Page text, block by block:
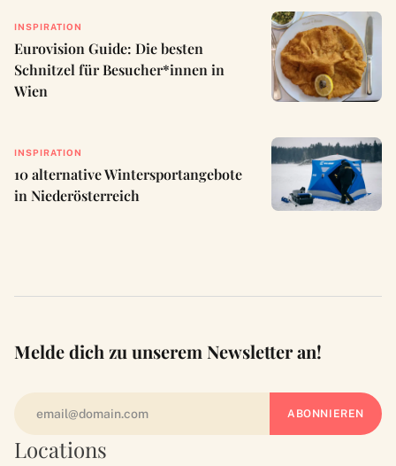
INSPIRATION
Eurovision Guide: Die besten
Schnitzel für Besucher*innen in
Wien
INSPIRATION
10 alternative Wintersportangebote
in Niederösterreich
Locations
Melde dich zu unserem Newsletter an!